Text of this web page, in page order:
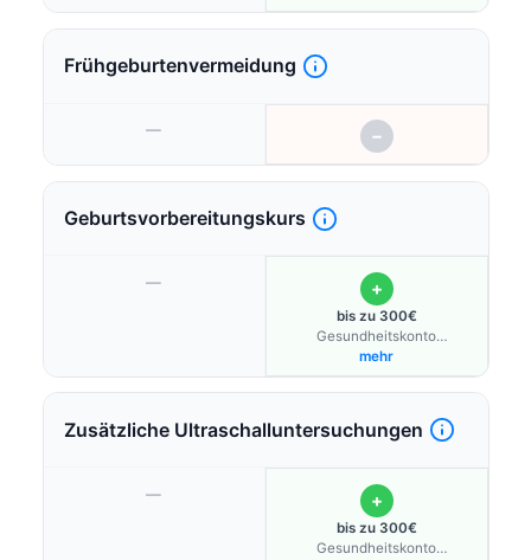
Frühgeburtenvermeidung
— −
Geburtsvorbereitungskurs
— +
bis zu 300€
Gesundheitskonto
Schwangere
mehr
Zusätzliche Ultraschalluntersuchungen
— +
bis zu 300€
Gesundheitskonto